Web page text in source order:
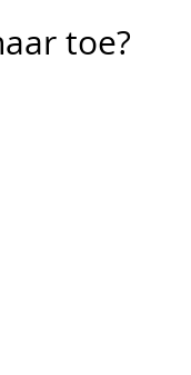
toe?